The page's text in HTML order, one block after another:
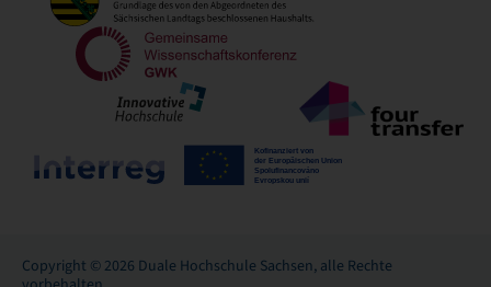
Copyright © 2026 Duale Hochschule Sachsen, alle Rechte